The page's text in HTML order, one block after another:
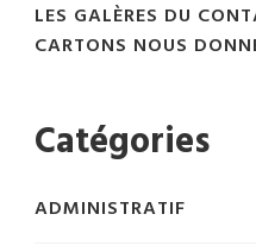
LES GALÈRES DU
CARTONS NOUS
Catégories
ADMINISTRATIF